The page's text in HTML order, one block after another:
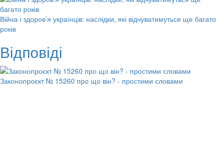
Війна і здоров’я українців: наслідки, які відчуватимуться ще багато
років
Відповіді
Законопроєкт № 15260 про що він? - простими словами